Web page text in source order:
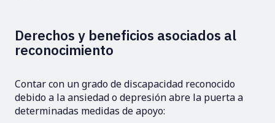
Derechos y beneficios asociados al
reconocimiento
Contar con un grado de discapacidad reconocido
debido a la ansiedad o depresión abre la puerta a
determinadas medidas de apoyo: